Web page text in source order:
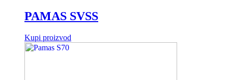
PAMAS SVSS
Kupi proizvod